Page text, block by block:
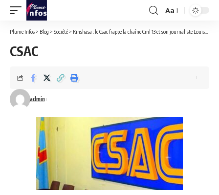
Font
Resizer
Aa
Plume Infos > Blog > Société > Kinshasa : le Csac frappe la chaîne Cml 13 et son journaliste Louis- France Kuzikesa.
CSAC
admin